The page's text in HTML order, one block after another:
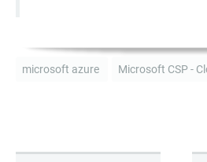
microsoft azure Microsoft CSP -